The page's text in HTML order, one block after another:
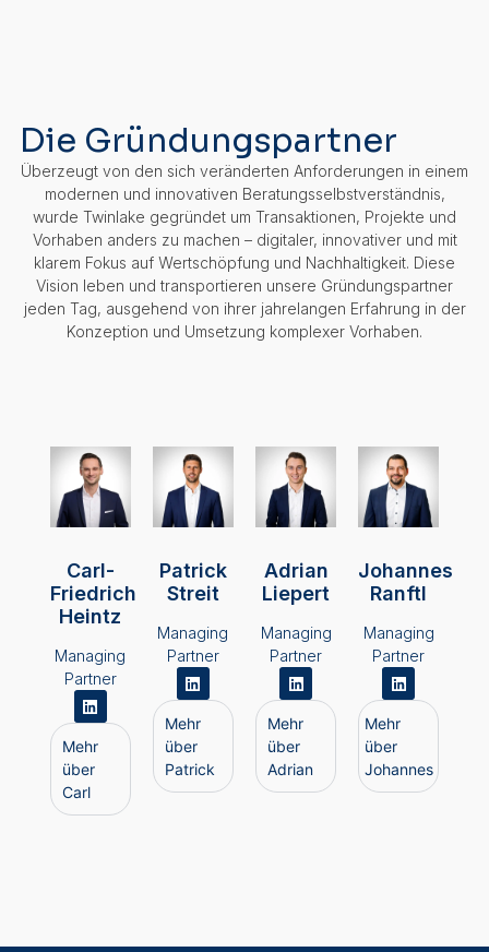
Die Gründungspartner
Überzeugt von den sich veränderten Anforderungen in einem
modernen und innovativen Beratungsselbstverständnis,
wurde Twinlake gegründet um Transaktionen, Projekte und
Vorhaben anders zu machen – digitaler, innovativer und mit
klarem Fokus auf Wertschöpfung und Nachhaltigkeit. Diese
Vision leben und transportieren unsere Gründungspartner
jeden Tag, ausgehend von ihrer jahrelangen Erfahrung in der
Konzeption und Umsetzung komplexer Vorhaben.
Carl-
Friedrich
Heintz
Managing
Partner
Mehr
über
Carl
Patrick
Streit
Managing
Partner
Mehr
über
Patrick
Adrian
Liepert
Managing
Partner
Mehr
über
Adrian
Johannes
Ranftl
Managing
Partner
Mehr
über
Johannes